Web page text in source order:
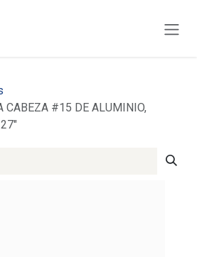
CABEZA #15 DE ALUMINIO,